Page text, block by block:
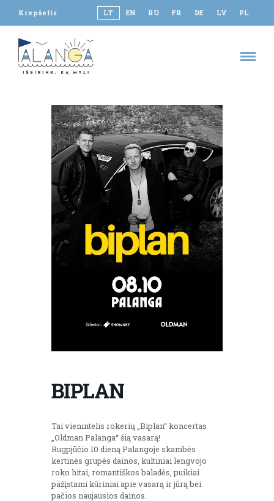
Krepšelis LT EN RU FR DE LV PL
BIPLAN
Tai vienintelis rokerių „Biplan“ koncertas
„Oldman Palanga“ šią vasarą!
Rugpjūčio 10 dieną Palangoje skambės
kertinės grupės dainos, kultiniai lengvojo
roko hitai, romantiškos baladės, puikiai
pažįstami kūriniai apie vasarą ir jūrą bei
pačios naujausios dainos.